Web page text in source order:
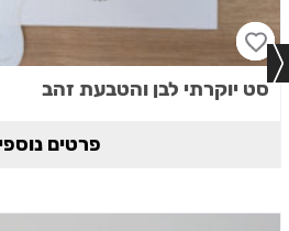
סט יוקרתי לבן והטבעת זהב
פרטים